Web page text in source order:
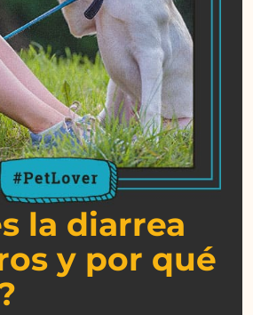
la diarrea
y por qué